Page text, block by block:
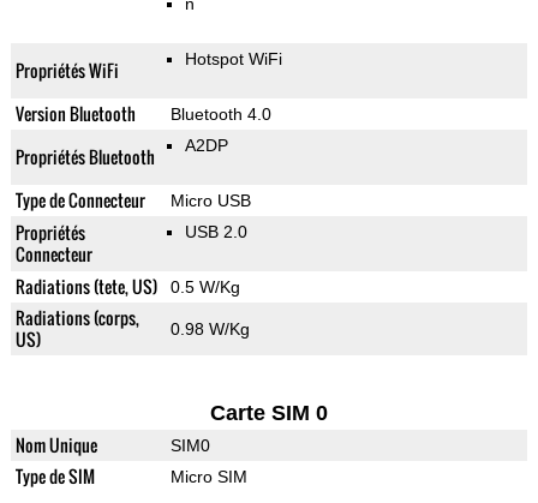
Propriétés WiFi Hotspot WiFi
Version Bluetooth Bluetooth 4.0
Propriétés Bluetooth A2DP
Type de Connecteur Micro USB
Propriétés
Connecteur
USB 2.0
Radiations (tete, US) 0.5 W/Kg
Radiations (corps,
US)
0.98 W/Kg
Carte SIM 0
Nom Unique SIM0
Type de SIM Micro SIM